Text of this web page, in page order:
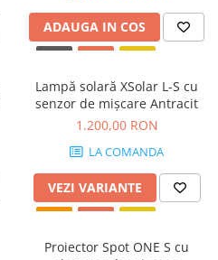
ADAUGA IN COS
Lampă solară XSolar L-S cu
senzor de mișcare Antracit
1.200,00 RON
LA COMANDA
VEZI VARIANTE
Proiector Spot ONE S cu